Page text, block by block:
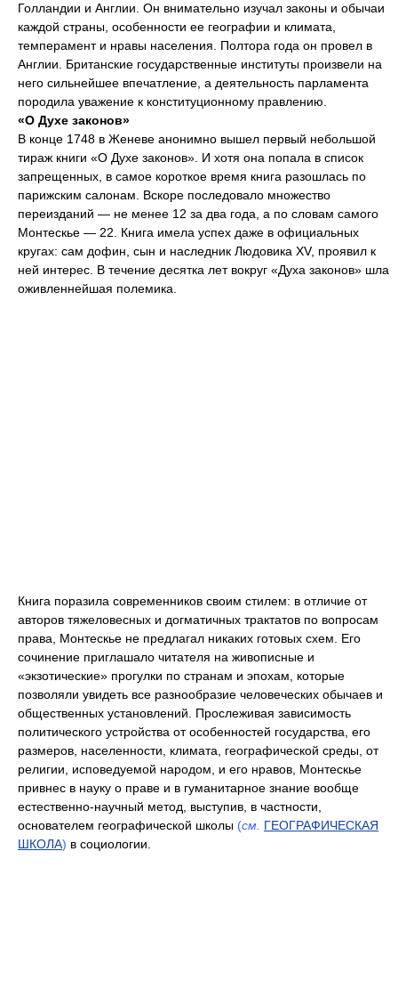
Голландии и Англии. Он внимательно изучал законы и обычаи
каждой страны, особенности ее географии и климата,
темперамент и нравы населения. Полтора года он провел в
Англии. Британские государственные институты произвели на
него сильнейшее впечатление, а деятельность парламента
породила уважение к конституционному правлению.
«О Духе законов»
В конце 1748 в Женеве анонимно вышел первый небольшой
тираж книги «О Духе законов». И хотя она попала в список
запрещенных, в самое короткое время книга разошлась по
парижским салонам. Вскоре последовало множество
переизданий — не менее 12 за два года, а по словам самого
Монтескье — 22. Книга имела успех даже в официальных
кругах: сам дофин, сын и наследник Людовика XV, проявил к
ней интерес. В течение десятка лет вокруг «Духа законов» шла
оживленнейшая полемика.
Книга поразила современников своим стилем: в отличие от
авторов тяжеловесных и догматичных трактатов по вопросам
права, Монтескье не предлагал никаких готовых схем. Его
сочинение приглашало читателя на живописные и
«экзотические» прогулки по странам и эпохам, которые
позволяли увидеть все разнообразие человеческих обычаев и
общественных установлений. Прослеживая зависимость
политического устройства от особенностей государства, его
размеров, населенности, климата, географической среды, от
религии, исповедуемой народом, и его нравов, Монтескье
привнес в науку о праве и в гуманитарное знание вообще
естественно-научный метод, выступив, в частности,
основателем географической школы (см. ГЕОГРАФИЧЕСКАЯ
ШКОЛА) в социологии.